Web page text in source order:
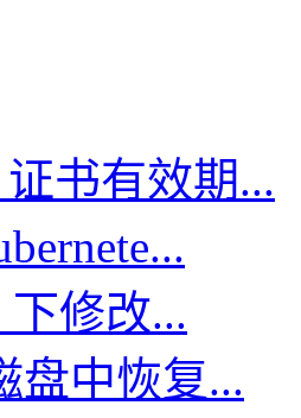
书有效期...
下修改...
盘中恢复...